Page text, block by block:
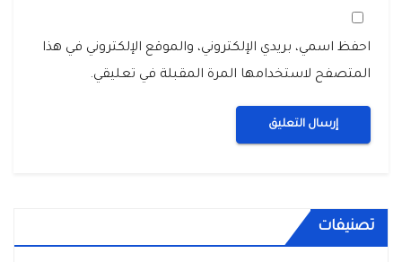
احفظ اسمي، بريدي الإلكتروني، والموقع الإلكتروني في هذا
المتصفح لاستخدامها المرة المقبلة في تعليقي.
تصنيفات